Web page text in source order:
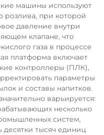
машины используют
розлива, при которой
давление внутри
клапане, что
газа в процессе
платформа включает
контроллеры (ПЛК),
параметры
и составы напитков.
варьируется:
несколько
систем,
десятки тысяч единиц